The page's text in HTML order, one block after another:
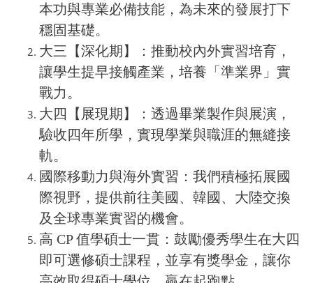
本功與專業必備技能，為未來的發展打下
穩固基礎。
大三【深化期】：推動校內外實習培育，
讓學生提早接觸產業，培養「準業界」實
戰力。
大四【展現期】：透過畢業製作與展演，
驗收四年所學，實現學業與職涯的無縫接
軌。
國際移動力與海外實習：我們積極拓展國
際視野，提供前往美國、韓國、大陸交換
及全球專業實習的機會。
高 CP 值學碩士一貫：鼓勵優秀學生在大四
即可選修碩士課程，並享有獎學金，讓你